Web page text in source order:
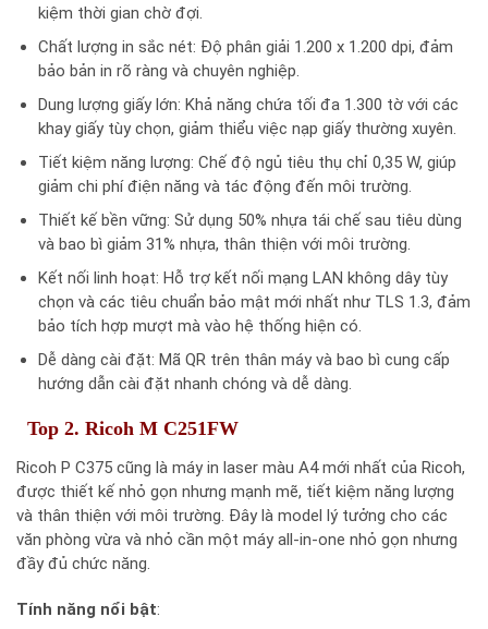
kiệm thời gian chờ đợi.​
Chất lượng in sắc nét: Độ phân giải 1.200 x 1.200 dpi, đảm
bảo bản in rõ ràng và chuyên nghiệp.​
Dung lượng giấy lớn: Khả năng chứa tối đa 1.300 tờ với các
khay giấy tùy chọn, giảm thiểu việc nạp giấy thường xuyên.​
Tiết kiệm năng lượng: Chế độ ngủ tiêu thụ chỉ 0,35 W, giúp
giảm chi phí điện năng và tác động đến môi trường.​
Thiết kế bền vững: Sử dụng 50% nhựa tái chế sau tiêu dùng
và bao bì giảm 31% nhựa, thân thiện với môi trường.​
Kết nối linh hoạt: Hỗ trợ kết nối mạng LAN không dây tùy
chọn và các tiêu chuẩn bảo mật mới nhất như TLS 1.3, đảm
bảo tích hợp mượt mà vào hệ thống hiện có.​
Dễ dàng cài đặt: Mã QR trên thân máy và bao bì cung cấp
hướng dẫn cài đặt nhanh chóng và dễ dàng.​
Top 2. Ricoh M C251FW
Ricoh P C375 cũng là máy in laser màu A4 mới nhất của Ricoh,
được thiết kế nhỏ gọn nhưng mạnh mẽ, tiết kiệm năng lượng
và thân thiện với môi trường.​ Đây là model lý tưởng cho các
văn phòng vừa và nhỏ cần một máy all-in-one nhỏ gọn nhưng
đầy đủ chức năng.
Tính năng nổi bật: